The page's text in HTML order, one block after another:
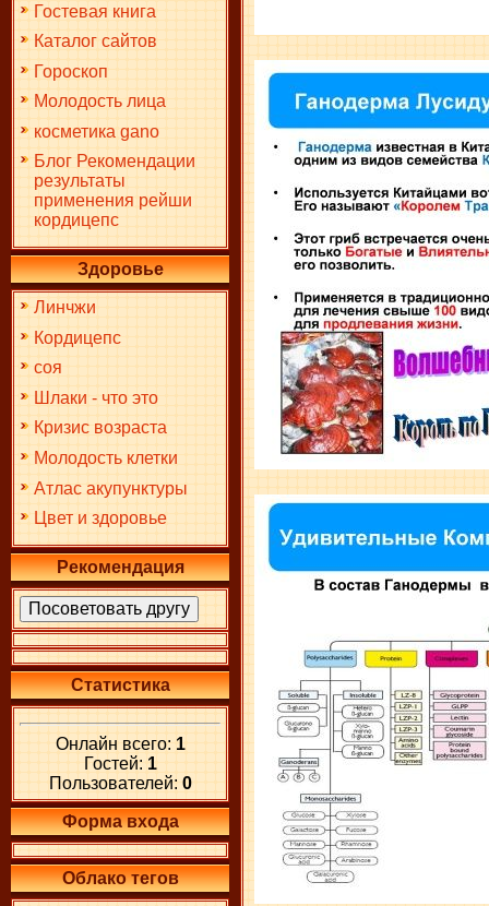
Гостевая книга
Каталог сайтов
Гороскоп
Молодость лица
косметика gano
Блог Рекомендации
результаты
применения рейши
кордицепс
Здоровье
Линчжи
Кордицепс
соя
Шлаки - что это
Кризис возраста
Молодость клетки
Атлас акупунктуры
Цвет и здоровье
Рекомендация
Статистика
Онлайн всего: 1
Гостей: 1
Пользователей: 0
Форма входа
Облако тегов